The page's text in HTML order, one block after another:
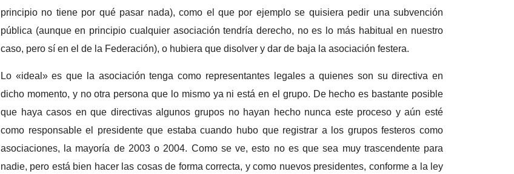
principio no tiene por qué pasar nada), como el que por ejemplo se quisiera pedir una subvención
pública (aunque en principio cualquier asociación tendría derecho, no es lo más habitual en nuestro
caso, pero sí en el de la Federación), o hubiera que disolver y dar de baja la asociación festera.
Lo «ideal» es que la asociación tenga como representantes legales a quienes son su directiva en
dicho momento, y no otra persona que lo mismo ya ni está en el grupo. De hecho es bastante posible
que haya casos en que directivas algunos grupos no hayan hecho nunca este proceso y aún esté
como responsable el presidente que estaba cuando hubo que registrar a los grupos festeros como
asociaciones, la mayoría de 2003 o 2004. Como se ve, esto no es que sea muy trascendente para
nadie, pero está bien hacer las cosas de forma correcta, y como nuevos presidentes, conforme a la ley